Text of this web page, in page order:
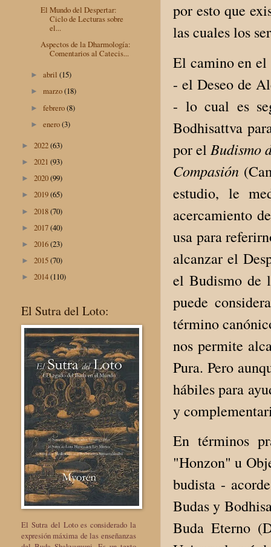
por esto que
las cuales los
El camino en
- el Deseo de
- lo cual es
Bodhisattva
por elBudismo
Compasión
estudio, le
acercamiento
usa para
alcanzar el
el Budismo de
puede
término
nos permite
Pura. Pero
hábiles para
y
En términos
"Honzon" u
budista -
Budas y
Buda Eterno
El Mundo del Despertar:
Ciclo de Lecturas sobre
el...
Aspectos de la Dharmología:
Comentarios al Catecis...
►abril(15)
►marzo(18)
►febrero(8)
►enero(3)
► 2022(63)
► 2021 (93)
► 2020(99)
► 2019(65)
► 2018(70)
► 2017(40)
► 2016(23)
► 2015(70)
► 2014(110)
El Sutra del Loto:
El Sutra del Loto es considerado la
expresión máxima de las enseñanzas